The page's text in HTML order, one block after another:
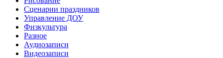
Сценарии праздников
Управление ДОУ
Физкультура
Разное
Аудиозаписи
Видеозаписи